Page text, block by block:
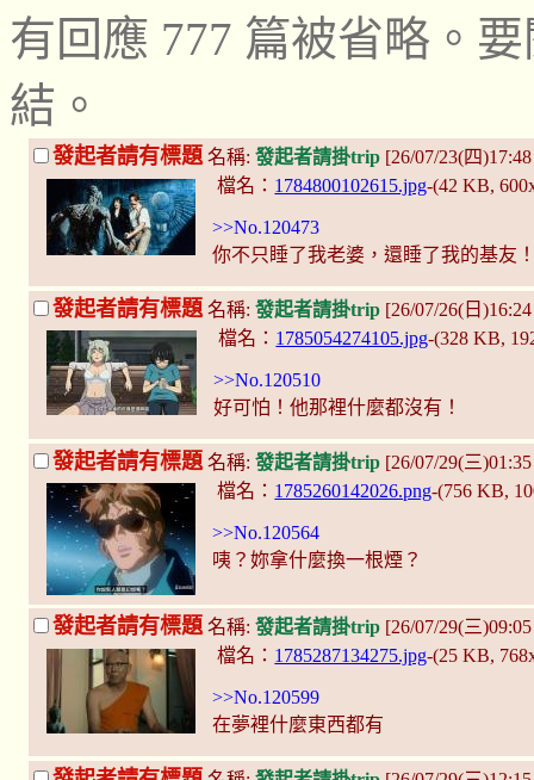
有回應 777 篇被省略。
結。
發起者請有標題 名稱: 發起者請掛trip [26/07/23(四
檔名： 1784800102615.jpg-(42 KB,
>>No.120473
你不只睡了我老婆，還睡了我的基友
發起者請有標題 名稱: 發起者請掛trip [26/07/26(日
檔名： 1785054274105.jpg-(328 KB,
>>No.120510
好可怕！他那裡什麼都沒有！
發起者請有標題 名稱: 發起者請掛trip [26/07/29(三
檔名： 1785260142026.png-(756 KB,
>>No.120564
咦？妳拿什麼換一根煙？
發起者請有標題 名稱: 發起者請掛trip [26/07/29(三
檔名： 1785287134275.jpg-(25 KB,
>>No.120599
在夢裡什麼東西都有